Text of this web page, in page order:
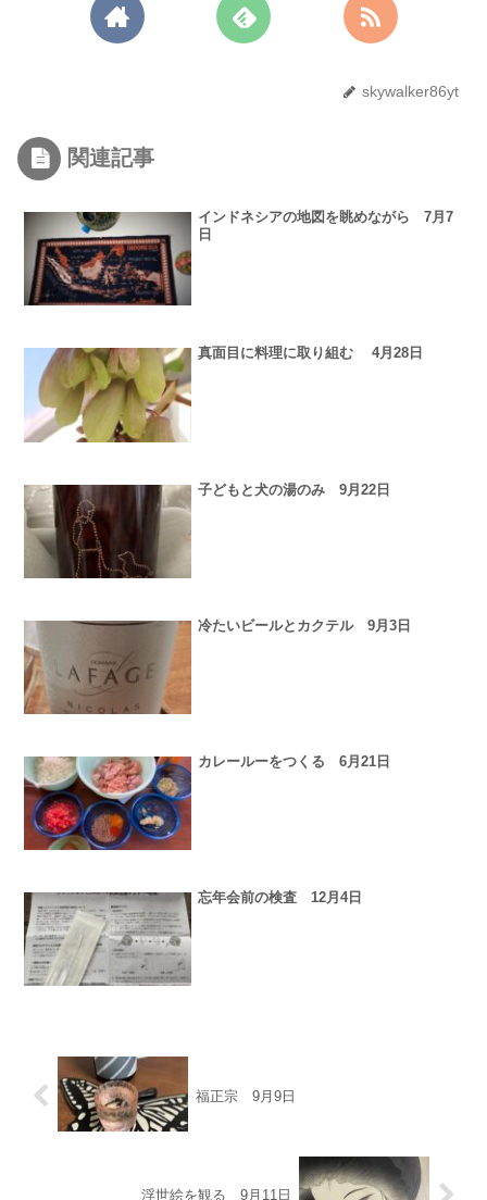
skywalker86yt
関連記事
インドネシアの地図を眺めながら 7月7
日
真面目に料理に取り組む 4月28日
子どもと犬の湯のみ 9月22日
冷たいビールとカクテル 9月3日
カレールーをつくる 6月21日
忘年会前の検査 12月4日
福正宗 9月9日
浮世絵を観る 9月11日